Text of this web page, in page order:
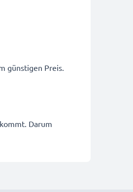
günstigen Preis.
Darum